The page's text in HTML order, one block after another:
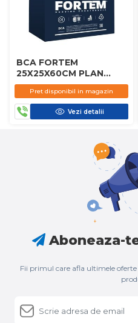
BCA FORTEM
25X25X60CM PLAN
D450
Pret disponibil in magazin
Vezi detalii
Aboneaza-
Fii primul care afla ultimele